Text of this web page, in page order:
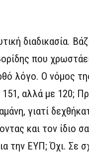
διαδικασία.
που
λόγο. Ο νόμος
151, αλλά με 120;
γιατί
και τον ίδιο
την ΕΥΠ; Όχι. Σε